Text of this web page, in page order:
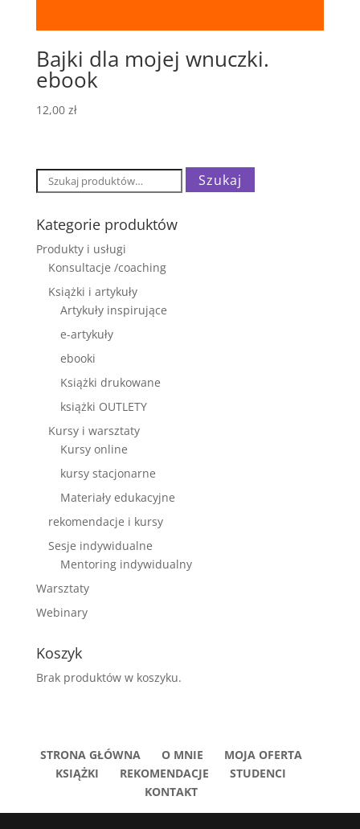
Bajki dla mojej wnuczki.
ebook
12,00 zł
Szukaj: Szukaj
Kategorie produktów
Produkty i usługi
Konsultacje /coaching
Książki i artykuły
Artykuły inspirujące
e-artykuły
ebooki
Książki drukowane
książki OUTLETY
Kursy i warsztaty
Kursy online
kursy stacjonarne
Materiały edukacyjne
rekomendacje i kursy
Sesje indywidualne
Mentoring indywidualny
Warsztaty
Webinary
Koszyk
Brak produktów w koszyku.
STRONA GŁÓWNA O MNIE
MOJA OFERTA
KSIĄŻKI
REKOMENDACJE
STUDENCI
KONTAKT